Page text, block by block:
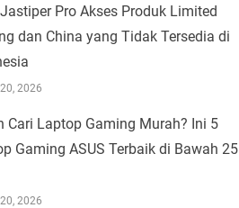
Pro Akses Produk Limited
dan China yang Tidak Tersedia di
2026
Cari Laptop Gaming Murah? Ini 5
Gaming ASUS Terbaik di Bawah 25
2026